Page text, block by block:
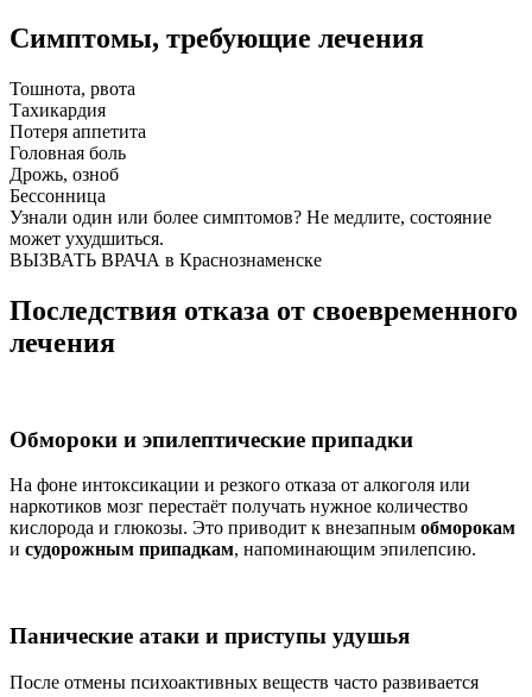
Симптомы, требующие лечения
Тошнота, рвота
Тахикардия
Потеря аппетита
Головная боль
Дрожь, озноб
Бессонница
Узнали один или более симптомов? Не медлите, состояние
может ухудшиться.
ВЫЗВАТЬ ВРАЧА в Краснознаменске
Последствия отказа от своевременного
лечения
Обмороки и эпилептические припадки
На фоне интоксикации и резкого отказа от алкоголя или
наркотиков мозг перестаёт получать нужное количество
кислорода и глюкозы. Это приводит к внезапным обморокам
и судорожным припадкам, напоминающим эпилепсию.
Панические атаки и приступы удушья
После отмены психоактивных веществ часто развивается